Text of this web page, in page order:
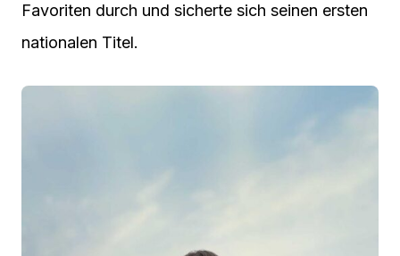
Favoriten durch und sicherte sich seinen ersten
nationalen Titel.